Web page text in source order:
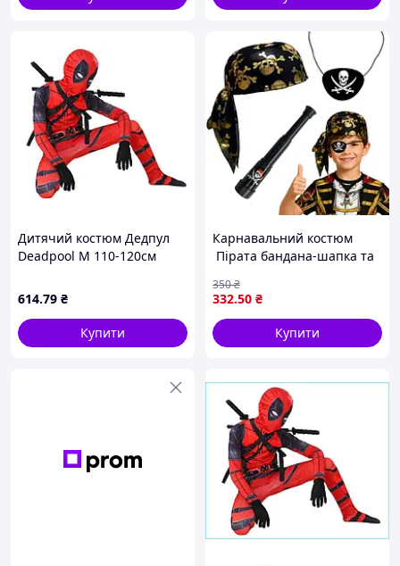
Дитячий костюм Дедпул
Deadpool М 110-120см
614.79 ₴
Купити
Карнавальний костюм
Пірата бандана-шапка та
332.50 ₴
350₴
Купити